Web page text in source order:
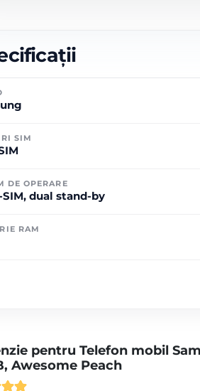
SIM
DE OPERARE
SIM, dual stand-by
RAM
pentru Telefon mobil
Awesome Peach